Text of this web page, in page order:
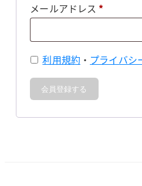
メールアドレス *必
利用規約 ・ プライバシ
会員登録する